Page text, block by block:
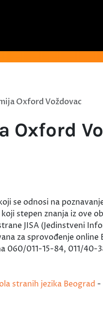
Oxford Voždovac
Oxford
se odnosi na
stepen znanja iz ove
JISA (Jedinstveni
za sprovođenje
011-15-84, 011/40-
stranih jezika Beograd -